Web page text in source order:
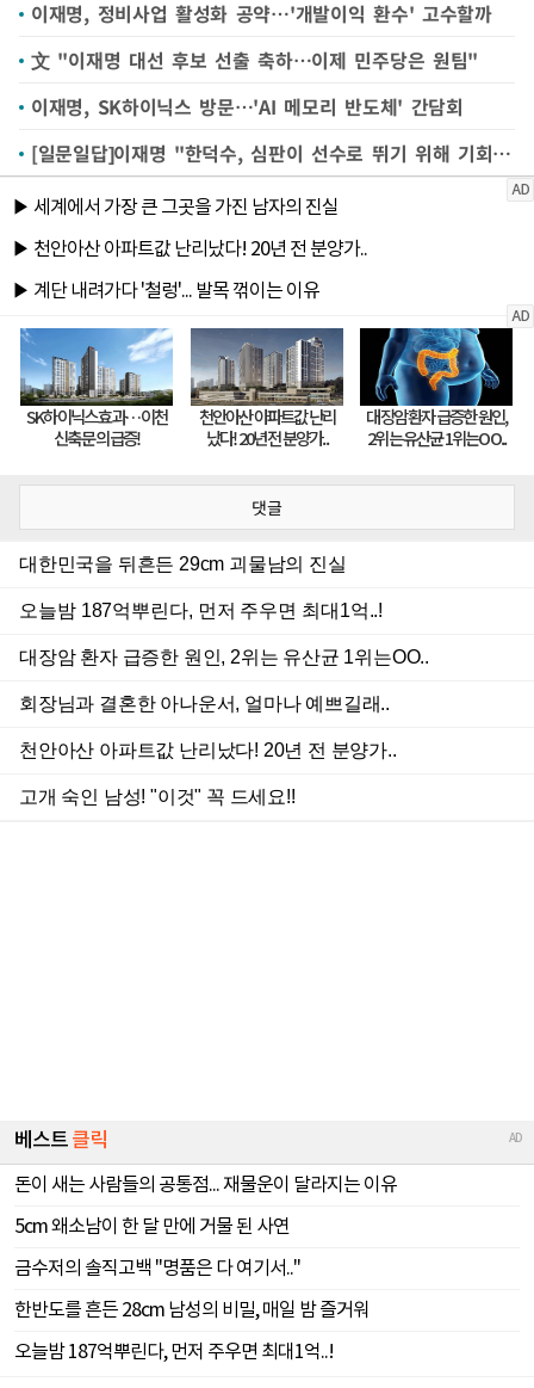
이재명, 정비사업 활성화 공약…'개발이익 환수' 고수할까
文 "이재명 대선 후보 선출 축하…이제 민주당은 원팀"
이재명, SK하이닉스 방문…'AI 메모리 반도체' 간담회
[일문일답]이재명 "한덕수, 심판이 선수로 뛰기 위해 기회 노리는 것 아닌가"
댓글